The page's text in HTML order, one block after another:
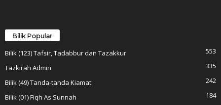
Bilik Popular
Bilik (123) Tafsir, Tadabbur dan Tazakkur
553
Tazkirah Admin
335
Bilik (49) Tanda-tanda Kiamat
242
Bilik (01) Fiqh As Sunnah
184